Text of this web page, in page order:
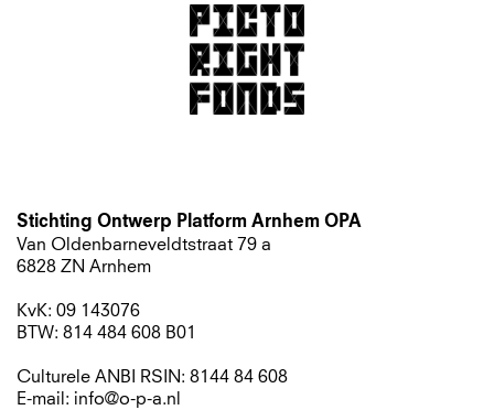
Stichting Ontwerp Platform Arnhem OPA
Van Oldenbarneveldtstraat 79 a
6828 ZN Arnhem
KvK: 09 143076
BTW: 814 484 608 B01
Culturele ANBI RSIN: 8144 84 608
E-mail: info@o-p-a.nl